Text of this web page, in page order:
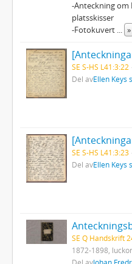
-Anteckning om
platsskisser
-Fotokuvert
»
SE S-HS L41:3:22
Del avEllen Keys
SE S-HS L41:3:23
Del avEllen Keys
SE Q Handskrift
1872-1898,
Del avJohan